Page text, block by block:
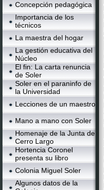
Concepción pedagógica
Importancia de los
técnicos
La maestra del hogar
La gestión educativa del
Núcleo
El fin: La carta renuncia
de Soler
Soler en el paraninfo de
la Universidad
Lecciones de un maestro
Mano a mano con Soler
Homenaje de la Junta de
Cerro Largo
Hortencia Coronel
presenta su libro
Colonia Miguel Soler
Algunos datos de la